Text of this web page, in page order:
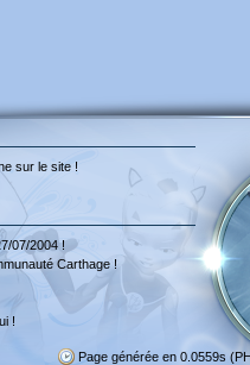
sur le site !
07/2004 !
Carthage !
!
Page générée en 0.0559s